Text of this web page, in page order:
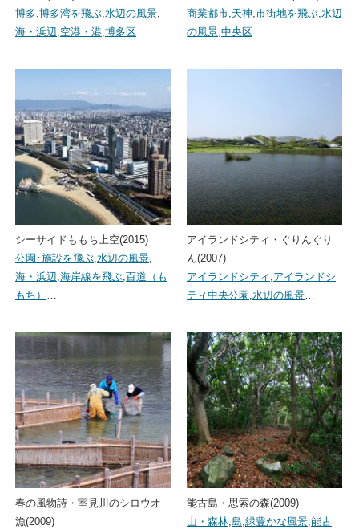
博多,博多湾を飛ぶ,水辺の風景,
海・浜辺,空港・港,博多区…
商業都市,天神,市街地を飛ぶ,水辺
の風景,中央区
シーサイドももち上空(2015)
公園･施設を飛ぶ,水辺の風景,
海・浜辺,海岸線を飛ぶ,百道（も
もち） …
アイランドシティ・ぐりんぐり
ん(2007)
アイランドシティ ,アイランドシ
ティ中央公園 ,水辺の風景…
春の風物詩・室見川のシロウオ
漁(2009)
能古島・思索の森(2009)
山・森林,島,緑豊かな風景,能古